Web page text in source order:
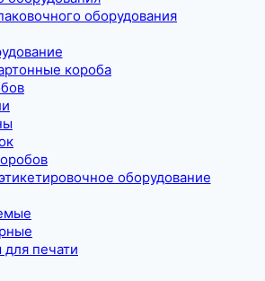
оборудования
короба
оборудование
печати